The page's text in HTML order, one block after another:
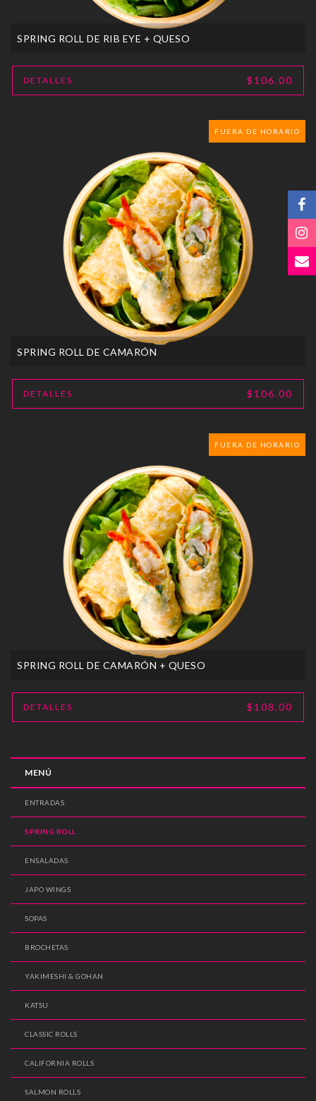
SPRING ROLL DE RIB EYE + QUESO
DETALLES $106.00
FUERA DE HORARIO
SPRING ROLL DE CAMARÓN
DETALLES $106.00
FUERA DE HORARIO
SPRING ROLL DE CAMARÓN + QUESO
DETALLES $108.00
MENÚ
ENTRADAS
SPRING ROLL
ENSALADAS
JAPO WINGS
SOPAS
BROCHETAS
YAKIMESHI & GOHAN
KATSU
CLASSIC ROLLS
CALIFORNIA ROLLS
SALMON ROLLS